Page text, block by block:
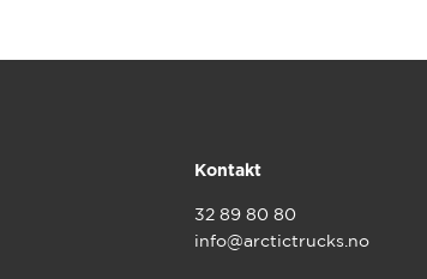
Kontakt
32 89 80 80
info@arctictrucks.no